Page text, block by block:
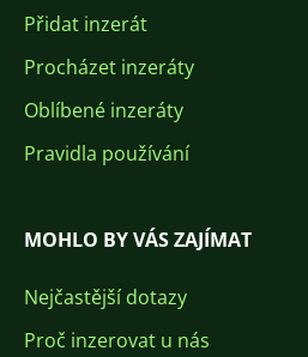
Přidat inzerát
Procházet inzeráty
Oblíbené inzeráty
Pravidla používání
MOHLO BY VÁS ZAJÍMAT
Nejčastější dotazy
Proč inzerovat u nás